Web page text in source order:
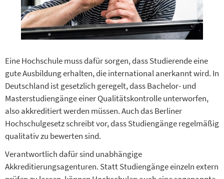
Eine Hochschule muss dafür sorgen, dass Studierende eine
gute Ausbildung erhalten, die international anerkannt wird. In
Deutschland ist gesetzlich geregelt, dass Bachelor- und
Masterstudiengänge einer Qualitätskontrolle unterworfen,
also akkreditiert werden müssen. Auch das Berliner
Hochschulgesetz schreibt vor, dass Studiengänge regelmäßig
qualitativ zu bewerten sind.
Verantwortlich dafür sind unabhängige
Akkreditierungsagenturen. Statt Studiengänge einzeln extern